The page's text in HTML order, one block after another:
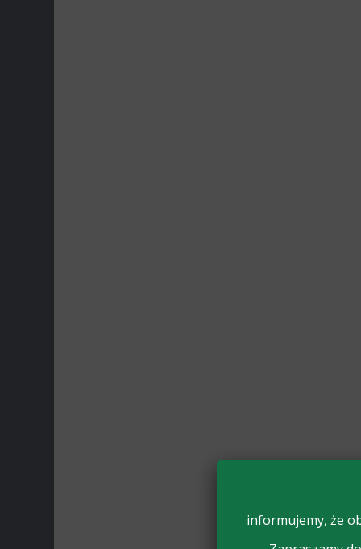
informujemy, że